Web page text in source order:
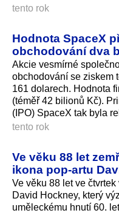
tento rok
Hodnota SpaceX
obchodování dva
Akcie vesmírné
obchodování se ziskem
161 dolarech. Hodnota
(téměř 42 bilionů Kč).
(IPO) SpaceX tak byla
tento rok
Ve věku 88 let
ikona pop-artu
Ve věku 88 let ve
David Hockney, který
uměleckému hnutí 60.